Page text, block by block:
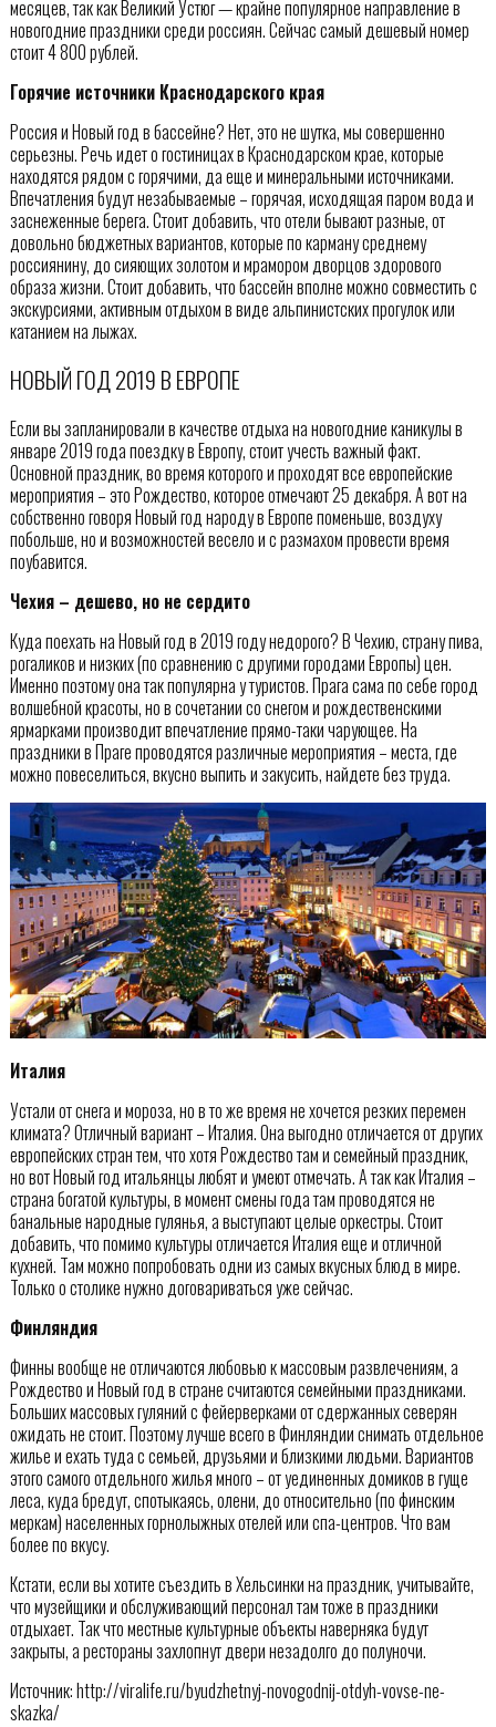
месяцев, так как Великий Устюг — крайне популярное направление в
новогодние праздники среди россиян. Сейчас самый дешевый номер
стоит 4 800 рублей.
Горячие источники Краснодарского края
Россия и Новый год в бассейне? Нет, это не шутка, мы совершенно
серьезны. Речь идет о гостиницах в Краснодарском крае, которые
находятся рядом с горячими, да еще и минеральными источниками.
Впечатления будут незабываемые – горячая, исходящая паром вода и
заснеженные берега. Стоит добавить, что отели бывают разные, от
довольно бюджетных вариантов, которые по карману среднему
россиянину, до сияющих золотом и мрамором дворцов здорового
образа жизни. Стоит добавить, что бассейн вполне можно совместить с
экскурсиями, активным отдыхом в виде альпинистских прогулок или
катанием на лыжах.
НОВЫЙ ГОД 2019 В ЕВРОПЕ
Если вы запланировали в качестве отдыха на новогодние каникулы в
январе 2019 года поездку в Европу, стоит учесть важный факт.
Основной праздник, во время которого и проходят все европейские
мероприятия – это Рождество, которое отмечают 25 декабря. А вот на
собственно говоря Новый год народу в Европе поменьше, воздуху
побольше, но и возможностей весело и с размахом провести время
поубавится.
Чехия – дешево, но не сердито
Куда поехать на Новый год в 2019 году недорого? В Чехию, страну пива,
рогаликов и низких (по сравнению с другими городами Европы) цен.
Именно поэтому она так популярна у туристов. Прага сама по себе город
волшебной красоты, но в сочетании со снегом и рождественскими
ярмарками производит впечатление прямо-таки чарующее. На
праздники в Праге проводятся различные мероприятия – места, где
можно повеселиться, вкусно выпить и закусить, найдете без труда.
Италия
Устали от снега и мороза, но в то же время не хочется резких перемен
климата? Отличный вариант – Италия. Она выгодно отличается от других
европейских стран тем, что хотя Рождество там и семейный праздник,
но вот Новый год итальянцы любят и умеют отмечать. А так как Италия –
страна богатой культуры, в момент смены года там проводятся не
банальные народные гулянья, а выступают целые оркестры. Стоит
добавить, что помимо культуры отличается Италия еще и отличной
кухней. Там можно попробовать одни из самых вкусных блюд в мире.
Только о столике нужно договариваться уже сейчас.
Финляндия
Финны вообще не отличаются любовью к массовым развлечениям, а
Рождество и Новый год в стране считаются семейными праздниками.
Больших массовых гуляний с фейерверками от сдержанных северян
ожидать не стоит. Поэтому лучше всего в Финляндии снимать отдельное
жилье и ехать туда с семьей, друзьями и близкими людьми. Вариантов
этого самого отдельного жилья много – от уединенных домиков в гуще
леса, куда бредут, спотыкаясь, олени, до относительно (по финским
меркам) населенных горнолыжных отелей или спа-центров. Что вам
более по вкусу.
Кстати, если вы хотите съездить в Хельсинки на праздник, учитывайте,
что музейщики и обслуживающий персонал там тоже в праздники
отдыхает. Так что местные культурные объекты наверняка будут
закрыты, а рестораны захлопнут двери незадолго до полуночи.
Источник: http://viralife.ru/byudzhetnyj-novogodnij-otdyh-vovse-ne-
skazka/